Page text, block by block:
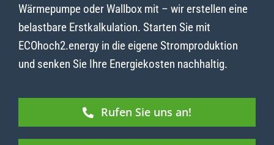
Wärmepumpe oder Wallbox mit – wir erstellen eine
belastbare Erstkalkulation. Starten Sie mit
ECOhoch2.energy in die eigene Stromproduktion
und senken Sie Ihre Energiekosten nachhaltig.
Rufen Sie uns an!